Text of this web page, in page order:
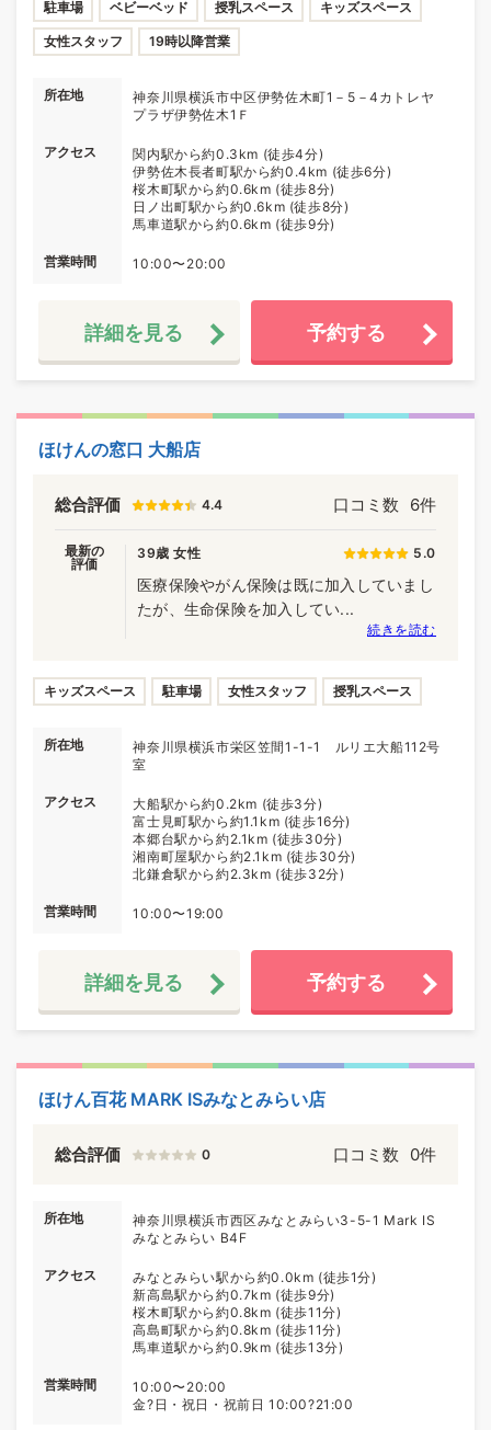
駐車場 ベビーベッド 授乳スペース キッズスペース
女性スタッフ 19時以降営業
所在地
神奈川県横浜市中区伊勢佐木町1－5－4カトレヤ
プラザ伊勢佐木1Ｆ
アクセス
関内駅から約0.3km (徒歩4分)
伊勢佐木長者町駅から約0.4km (徒歩6分)
桜木町駅から約0.6km (徒歩8分)
日ノ出町駅から約0.6km (徒歩8分)
馬車道駅から約0.6km (徒歩9分)
営業時間 10:00〜20:00
詳細を見る 予約する
ほけんの窓口 大船店
総合評価 4.4 口コミ数 6件
最新の
評価
39歳 女性 5.0
医療保険やがん保険は既に加入していまし
たが、生命保険を加入してい...
続きを読む
キッズスペース 駐車場 女性スタッフ 授乳スペース
所在地
神奈川県横浜市栄区笠間1-1-1 ルリエ大船112号
室
アクセス
大船駅から約0.2km (徒歩3分)
富士見町駅から約1.1km (徒歩16分)
本郷台駅から約2.1km (徒歩30分)
湘南町屋駅から約2.1km (徒歩30分)
北鎌倉駅から約2.3km (徒歩32分)
営業時間 10:00〜19:00
詳細を見る 予約する
ほけん百花 MARK ISみなとみらい店
総合評価 0 口コミ数 0件
所在地
神奈川県横浜市西区みなとみらい3-5-1 Mark IS
みなとみらい B4F
アクセス
みなとみらい駅から約0.0km (徒歩1分)
新高島駅から約0.7km (徒歩9分)
桜木町駅から約0.8km (徒歩11分)
高島町駅から約0.8km (徒歩11分)
馬車道駅から約0.9km (徒歩13分)
営業時間
10:00〜20:00
金?日・祝日・祝前日 10:00?21:00